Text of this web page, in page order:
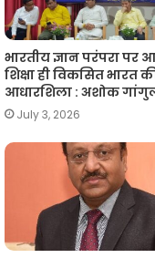
भारतीय ज्ञान परंपरा पर
शिक्षा ही विकसित भारत
आधारशिला : अशोक
July 3, 2026